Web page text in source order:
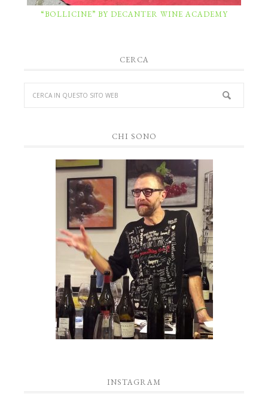
“BOLLICINE” BY DECANTER WINE ACADEMY
CERCA
CHI SONO
INSTAGRAM